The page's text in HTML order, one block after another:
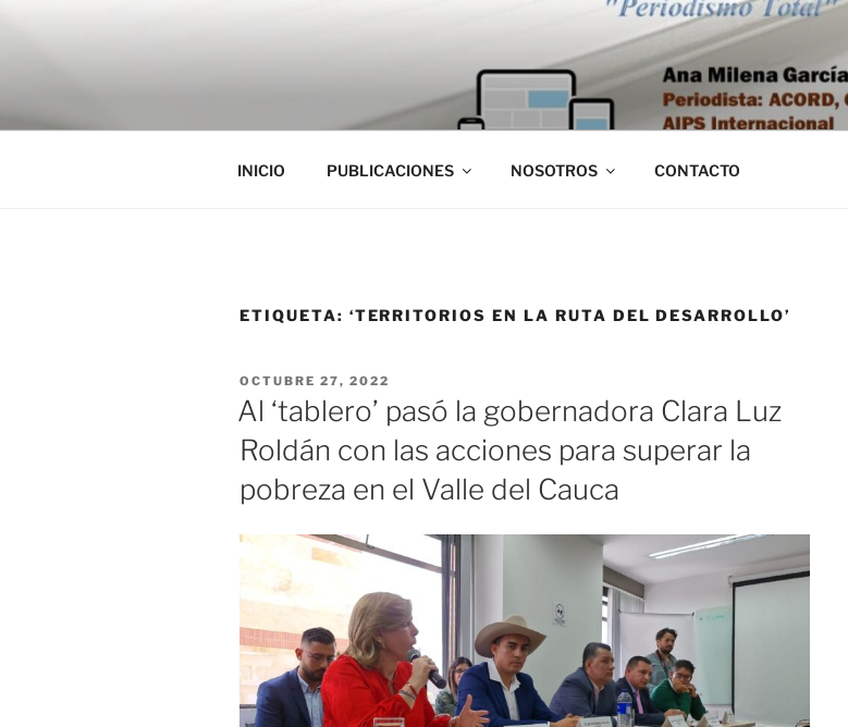
INICIO PUBLICACIONES NOSOTROS CONTACTO
ETIQUETA: ‘TERRITORIOS EN LA RUTA DEL DESARROLLO’
PUBLICADO
EL
OCTUBRE 27, 2022
Al ‘tablero’ pasó la gobernadora Clara Luz
Roldán con las acciones para superar la
pobreza en el Valle del Cauca